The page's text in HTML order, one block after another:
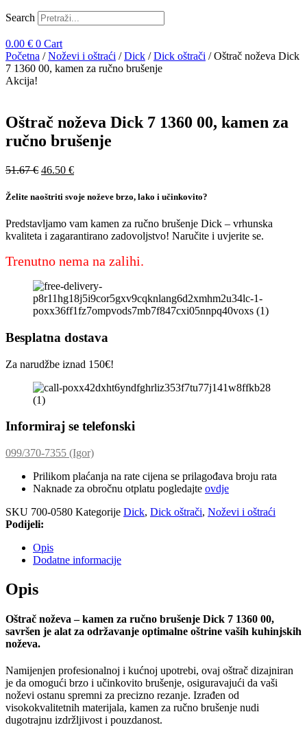
Search
0.00 € 0 Cart
Početna /Noževi i oštraći /Dick /Dick oštrači / Oštrač noževa Dick
7 1360 00, kamen za ručno brušenje
Akcija!
Oštrač noževa Dick 7 1360 00, kamen za
ručno brušenje
51.67€ 46.50 €
Želite naoštriti svoje noževe brzo, lako i učinkovito?
Predstavljamo vam kamen za ručno brušenje Dick – vrhunska
kvaliteta i zagarantirano zadovoljstvo! Naručite i uvjerite se.
Trenutno nema na zalihi.
Besplatna dostava
Za narudžbe iznad 150€!
Informiraj se telefonski
099/370-7355 (Igor)
Prilikom plaćanja na rate cijena se prilagođava broju rata
Naknade za obročnu otplatu pogledajte ovdje
SKU 700-0580 Kategorije Dick, Dick oštrači, Noževi i oštraći
Podijeli:
Opis
Dodatne informacije
Opis
Oštrač noževa – kamen za ručno brušenje Dick 7 1360 00,
savršen je alat za održavanje optimalne oštrine vaših kuhinjskih
noževa.
Namijenjen profesionalnoj i kućnoj upotrebi, ovaj oštrač dizajniran
je da omogući brzo i učinkovito brušenje, osiguravajući da vaši
noževi ostanu spremni za precizno rezanje. Izrađen od
visokokvalitetnih materijala, kamen za ručno brušenje nudi
dugotrajnu izdržljivost i pouzdanost.